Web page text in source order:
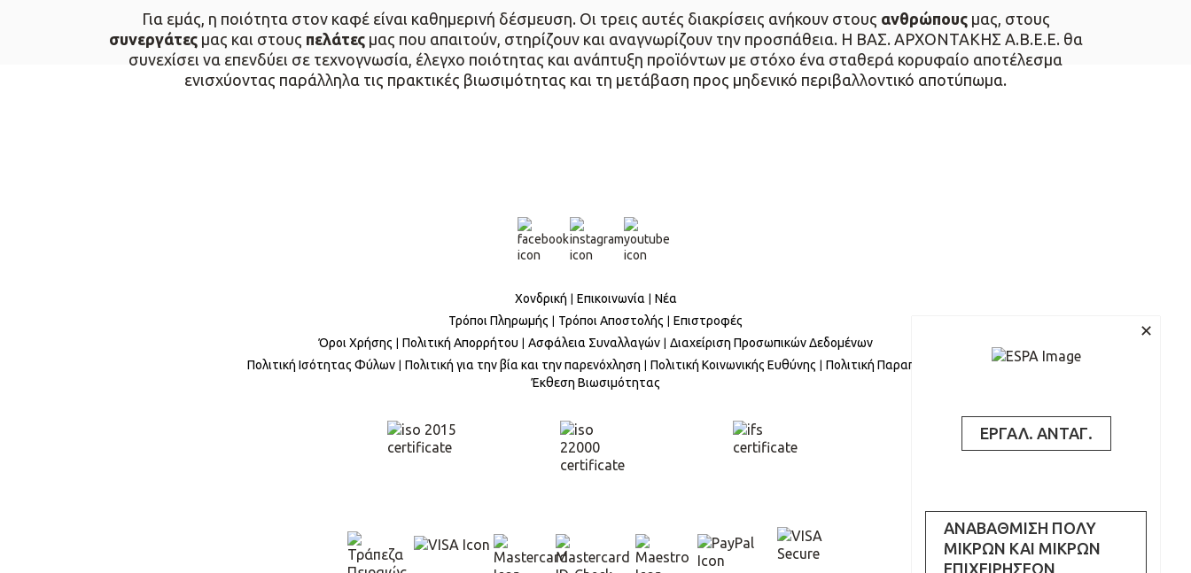
Για εμάς, η ποιότητα στον καφέ είναι καθημερινή δέσμευση. Οι τρεις αυτές διακρίσεις ανήκουν στους ανθρώπουςμας, στους
συνεργάτεςμας και στους πελάτεςμας που απαιτούν, στηρίζουν και αναγνωρίζουν την προσπάθεια. Η ΒΑΣ. ΑΡΧΟΝΤΑΚΗΣ Α.Β.Ε.Ε. θα
συνεχίσει να επενδύει σε τεχνογνωσία, έλεγχο ποιότητας και ανάπτυξη προϊόντων με στόχο ένα σταθερά κορυφαίο αποτέλεσμα
ενισχύοντας παράλληλα τις πρακτικές βιωσιμότητας και τη μετάβαση προς μηδενικό περιβαλλοντικό αποτύπωμα.
Χονδρική Επικοινωνία
Νέα
Τρόποι Πληρωμής
Τρόποι Αποστολής
Επιστροφές
Όροι Χρήσης
Πολιτική Απορρήτου Ασφάλεια Συναλλαγών
Διαχείριση Προσωπικών Δεδομένων
Πολιτική Ισότητας Φύλων
Πολιτική για την βία και την παρενόχληση Πολιτική Κοινωνικής Ευθύνης
Πολιτική Παραπόνων
Έκθεση Βιωσιμότητας
ΕΡΓΑΛ. ΑΝΤΑΓ.
ΑΝΑΒΑΘΜΙΣΗ ΠΟΛΥ
ΜΙΚΡΩΝ ΚΑΙ ΜΙΚΡΩΝ
ΕΠΙΧΕΙΡΗΣΕΩΝ
✕